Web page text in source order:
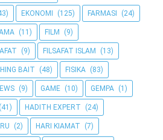
EKONOMI (125) FARMASI (24)
(11) FILM (9)
(9) FILSAFAT ISLAM (13)
BAIT (48) FISIKA (83)
(9) GAME (10) GEMPA (1)
(41) HADITH EXPERT (24)
(2) HARI KIAMAT (7)